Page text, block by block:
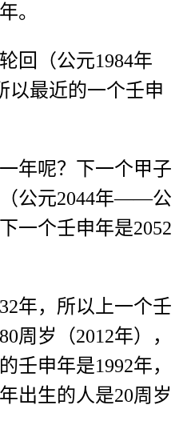
。
回（公元1984年
最近的一个壬申
年呢？下一个甲子
公元2044年——公
一个壬申年是2052
年，所以上一个壬
周岁（2012年），
壬申年是1992年，
出生的人是20周岁